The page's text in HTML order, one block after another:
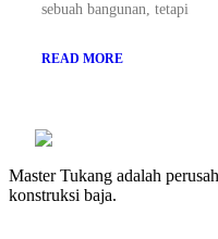
sebuah bangunan, tetapi
READ MORE
Master Tukang adalah
konstruksi baja.